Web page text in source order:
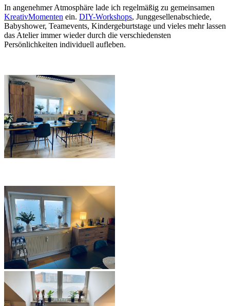
In angenehmer Atmosphäre lade ich regelmäßig zu gemeinsamen
KreativMomenten ein. DIY-Workshops, Junggesellenabschiede,
Babyshower, Teamevents, Kindergeburtstage und vieles mehr lassen
das Atelier immer wieder durch die verschiedensten
Persönlichkeiten individuell aufleben.